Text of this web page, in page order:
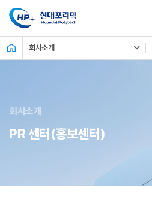
회사소개
회사소개
PR 센터(홍보센터)